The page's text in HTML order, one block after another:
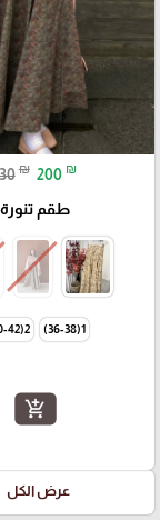
₪ 200 ₪
طقم تنورة
1(36-38)
2(40-42)
add_shopping_cart
عرض الكل